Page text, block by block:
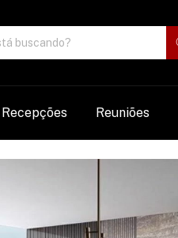
Recepções Reuniões